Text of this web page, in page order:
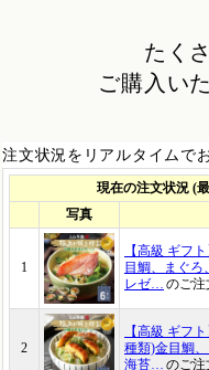
たく
ご購入い
注文状況をリアルタイムで